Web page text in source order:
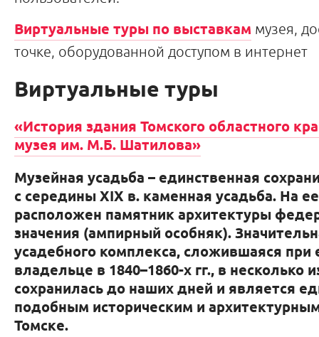
Виртуальные туры по выставкам музея,
точке, оборудованной доступом в интернет
Виртуальные туры
«История здания Томского областного
музея им. М.Б. Шатилова»
Музейная усадьба – единственная
с середины XIX в. каменная усадьба. На
расположен памятник архитектуры
значения (ампирный особняк).
усадебного комплекса, сложившаяся при
владельце в 1840–1860-х гг., в несколько
сохранилась до наших дней и является
подобным историческим и
Томске.